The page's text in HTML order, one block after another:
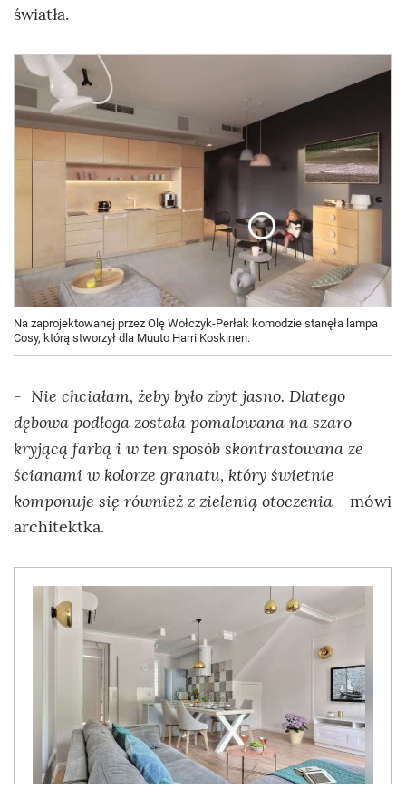
światła.
Na zaprojektowanej przez Olę Wołczyk-Perłak komodzie stanęła lampa
Cosy, którą stworzył dla Muuto Harri Koskinen.
- Nie chciałam, żeby było zbyt jasno. Dlatego
dębowa podłoga została pomalowana na szaro
kryjącą farbą i w ten sposób skontrastowana ze
ścianami w kolorze granatu, który świetnie
komponuje się również z zielenią otoczenia - mówi
architektka.